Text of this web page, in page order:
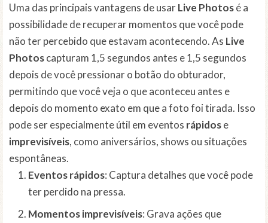
Uma das principais vantagens de usarLive Photosé a
possibilidade de recuperar momentos que você pode
não ter percebido que estavam acontecendo. As Live
Photoscapturam 1,5 segundos antes e 1,5 segundos
depois de você pressionar o botão do obturador,
permitindo que você veja o que aconteceu antes e
depois do momento exato em que a foto foi tirada. Isso
pode ser especialmente útil em eventos rápidose
imprevisíveis, como aniversários, shows ou situações
espontâneas.
Eventos rápidos: Captura detalhes que você pode
ter perdido na pressa.
Momentos imprevisíveis: Grava ações que